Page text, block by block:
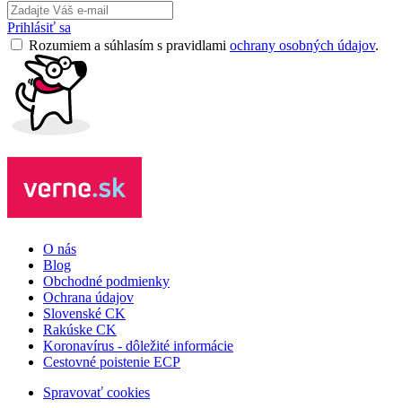
Prihlásiť sa
Rozumiem a súhlasím s pravidlami ochrany osobných údajov.
O nás
Blog
Obchodné podmienky
Ochrana údajov
Slovenské CK
Rakúske CK
Koronavírus - dôležité informácie
Cestovné poistenie ECP
Spravovať cookies